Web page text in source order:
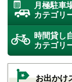
月極駐車
カテゴリ
時間貸し
カテゴリ
お出かけ